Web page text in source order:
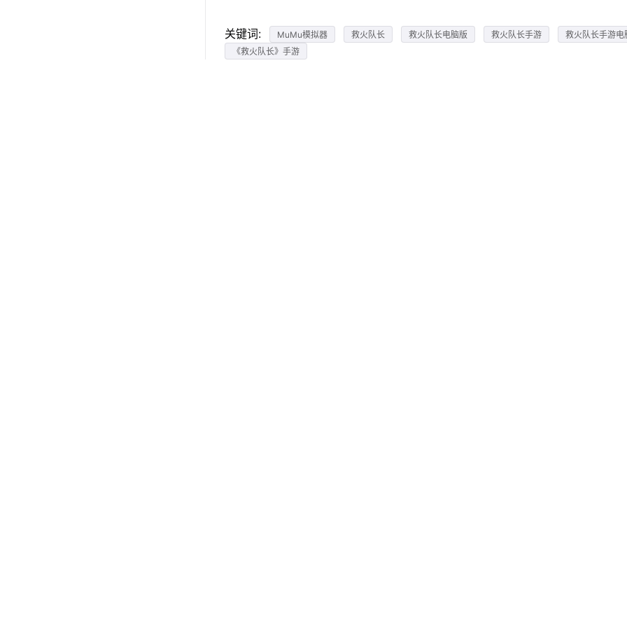
关键词: MuMu模拟器 救火队长 救火队长电脑版 救火队长手游
救火队长手游电
《救火队长》手游